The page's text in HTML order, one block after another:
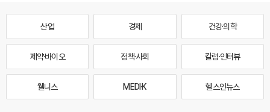
산업 경제 건강·의학
제약·바이오 정책·사회 칼럼·인터뷰
웰니스 MEDI·K 헬스인뉴스